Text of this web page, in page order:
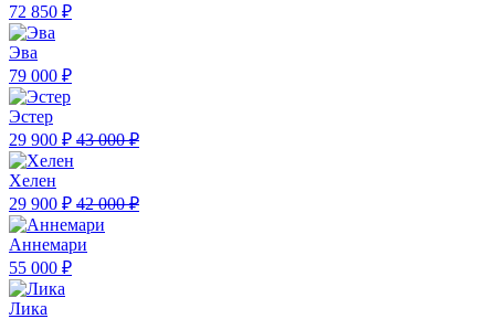
72 850 ₽
Эва
79 000 ₽
Эстер
29 900 ₽ 43 000 ₽
Хелен
29 900 ₽ 42 000 ₽
Аннемари
55 000 ₽
Лика